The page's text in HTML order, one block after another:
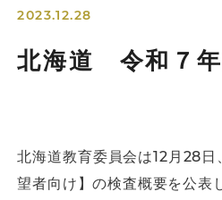
2023.12.28
北海道 令和７年
北海道教育委員会は12月28
望者向け】の検査概要を公表